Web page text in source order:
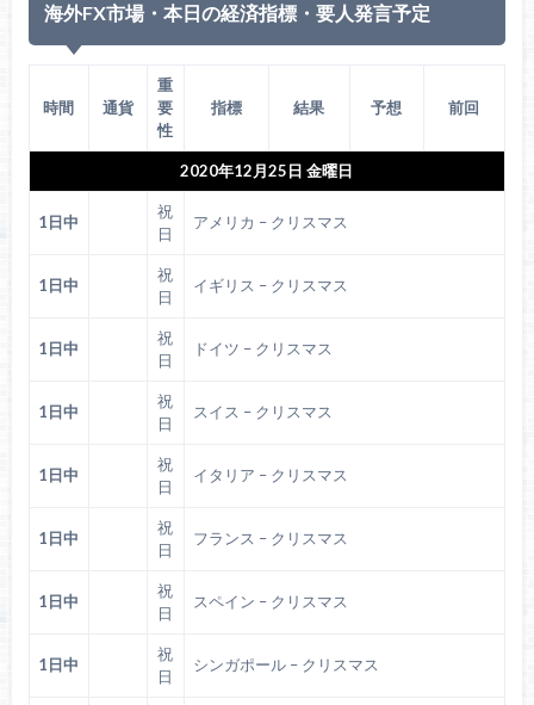
海外FX市場・本日の経済指標・要人発言予定
時間 通貨
重
要
性
指標 結果 予想 前回
2020年12月25日 金曜日
1日中
祝
日
アメリカ – クリスマス
1日中
祝
日
イギリス – クリスマス
1日中
祝
日
ドイツ – クリスマス
1日中
祝
日
スイス – クリスマス
1日中
祝
日
イタリア – クリスマス
1日中
祝
日
フランス – クリスマス
1日中
祝
日
スペイン – クリスマス
1日中
祝
日
シンガポール – クリスマス